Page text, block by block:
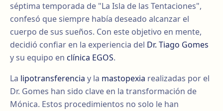
séptima temporada de "La Isla de las Tentaciones",
confesó que siempre había deseado alcanzar el
cuerpo de sus sueños. Con este objetivo en mente,
decidió confiar en la experiencia del Dr. Tiago Gomes
y su equipo en clínica EGOS.
La lipotransferencia y la mastopexia realizadas por el
Dr. Gomes han sido clave en la transformación de
Mónica. Estos procedimientos no solo le han